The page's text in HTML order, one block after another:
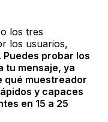
los tres
los usuarios,
Puedes probar los
tu mensaje, ya
qué muestreador
y capaces
en 15 a 25